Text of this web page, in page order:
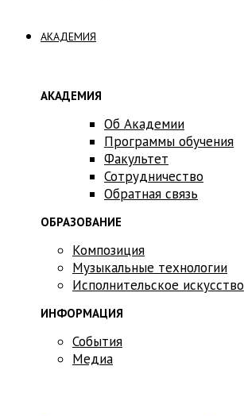
АКАДЕМИЯ
АКАДЕМИЯ
Об Академии
Программы обучения
Факультет
Сотрудничество
Обратная связь
ОБРАЗОВАНИЕ
Композиция
Музыкальные технологии
Исполнительское искусство
ИНФОРМАЦИЯ
События
Медиа